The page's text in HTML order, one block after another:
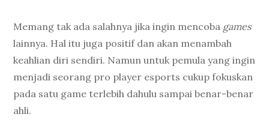
Memang tak ada salahnya jika ingin mencoba games
lainnya. Hal itu juga positif dan akan menambah
keahlian diri sendiri. Namun untuk pemula yang ingin
menjadi seorang pro player esports cukup fokuskan
pada satu game terlebih dahulu sampai benar-benar
ahli.